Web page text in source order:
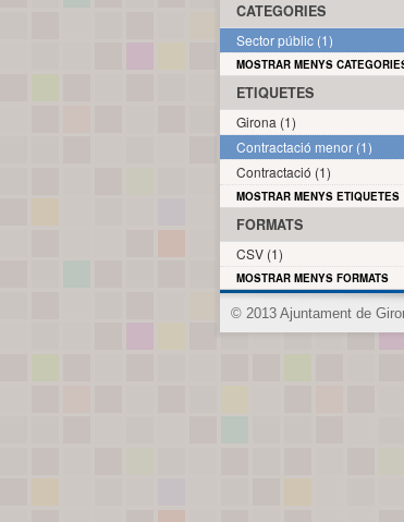
CATEGORIES
Sector públic (1)
MOSTRAR MENYS
ETIQUETES
Girona (1)
Contractació menor (1)
Contractació (1)
MOSTRAR MENYS ETIQUETES
FORMATS
CSV (1)
MOSTRAR MENYS FORMATS
© 2013 Ajuntament de